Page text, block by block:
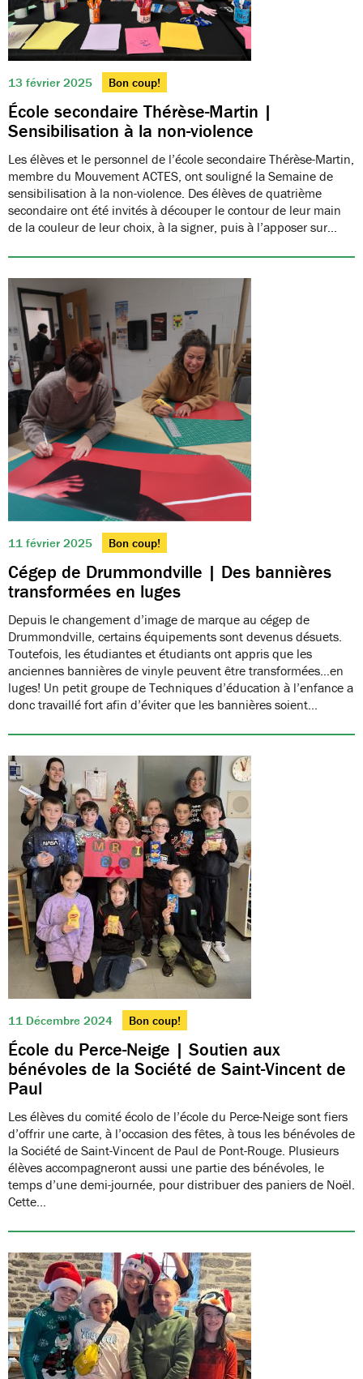
13 février 2025 Bon coup!
École secondaire Thérèse-Martin |
Sensibilisation à la non-violence
Les élèves et le personnel de l’école secondaire Thérèse-Martin,
membre du Mouvement ACTES, ont souligné la Semaine de
sensibilisation à la non-violence. Des élèves de quatrième
secondaire ont été invités à découper le contour de leur main
de la couleur de leur choix, à la signer, puis à l’apposer sur…
11 février 2025 Bon coup!
Cégep de Drummondville | Des bannières
transformées en luges
Depuis le changement d’image de marque au cégep de
Drummondville, certains équipements sont devenus désuets.
Toutefois, les étudiantes et étudiants ont appris que les
anciennes bannières de vinyle peuvent être transformées…en
luges! Un petit groupe de Techniques d’éducation à l’enfance a
donc travaillé fort afin d’éviter que les bannières soient…
11 Décembre 2024 Bon coup!
École du Perce-Neige | Soutien aux
bénévoles de la Société de Saint-Vincent de
Paul
Les élèves du comité écolo de l’école du Perce-Neige sont fiers
d’offrir une carte, à l’occasion des fêtes, à tous les bénévoles de
la Société de Saint-Vincent de Paul de Pont-Rouge. Plusieurs
élèves accompagneront aussi une partie des bénévoles, le
temps d’une demi-journée, pour distribuer des paniers de Noël.
Cette…